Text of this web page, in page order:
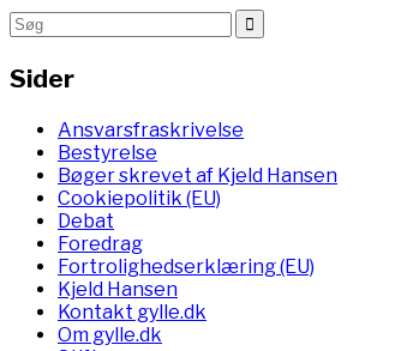
Sider
Ansvarsfraskrivelse
Bestyrelse
Bøger skrevet af Kjeld Hansen
Cookiepolitik (EU)
Debat
Foredrag
Fortrolighedserklæring (EU)
Kjeld Hansen
Kontakt gylle.dk
Om gylle.dk